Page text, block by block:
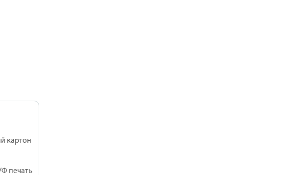
картон
печать